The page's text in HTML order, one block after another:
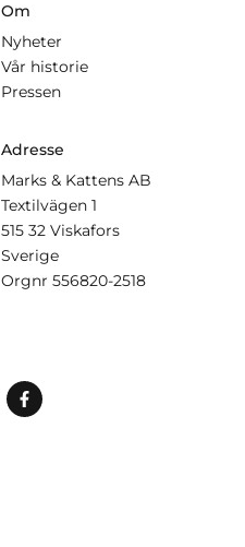
Om
Nyheter
Vår historie
Pressen
Adresse
Marks & Kattens AB
Textilvägen 1
515 32 Viskafors
Sverige
Orgnr 556820-2518